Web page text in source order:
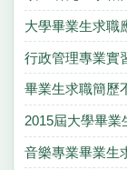
大學畢業生求職
行政管理專業實
畢業生求職簡歷
2015屆大學畢業
音樂專業畢業生